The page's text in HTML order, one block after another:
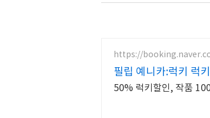
https://
필립 예니카:럭키 럭
50% 럭키할인, 작품